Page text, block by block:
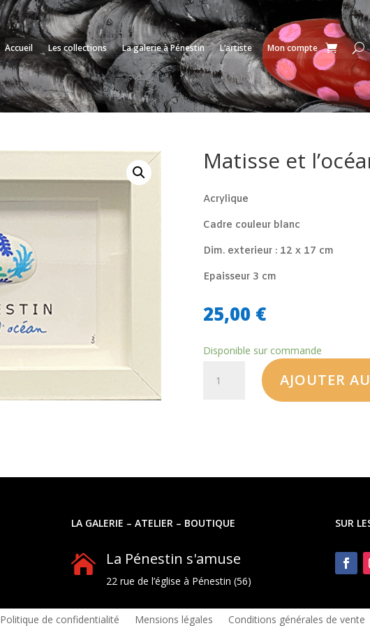
Accueil Les collections La galerie à Pénestin L’artiste Mon compte
Matisse et
Acrylique
Cadre couleur blanc
Dim. exterieur : 12 x 17 cm
Epaisseur 3 cm
25,00 €
Disponible sur commande
AJOUTER
LA GALERIE – ATELIER – BOUTIQUE
 La Pénestin s'amuse
22 rue de l’église à Pénestin (56)
SUR
Politique de confidentialité Mensions légales Conditions générales de vente